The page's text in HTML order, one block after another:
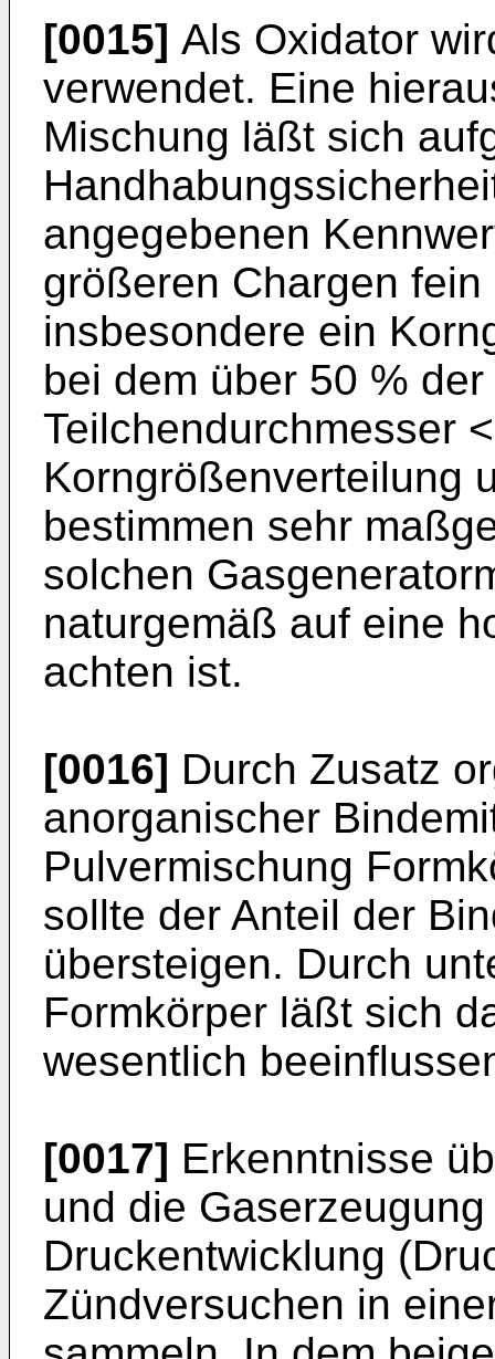
[0015] Als Oxidator
verwendet. Eine
Mischung läßt sich
angegebenen
größeren Chargen
insbesondere ein
bei dem über 50 %
Teilchendurchmesser
Korngrößenverteilung
bestimmen sehr
solchen
naturgemäß auf eine
achten ist.
[0016] Durch Zusatz
anorganischer
Pulvermischung
sollte der Anteil der
übersteigen. Durch
Formkörper läßt sich
wesentlich
[0017] Erkenntnisse
und die
Druckentwicklung
Zündversuchen in